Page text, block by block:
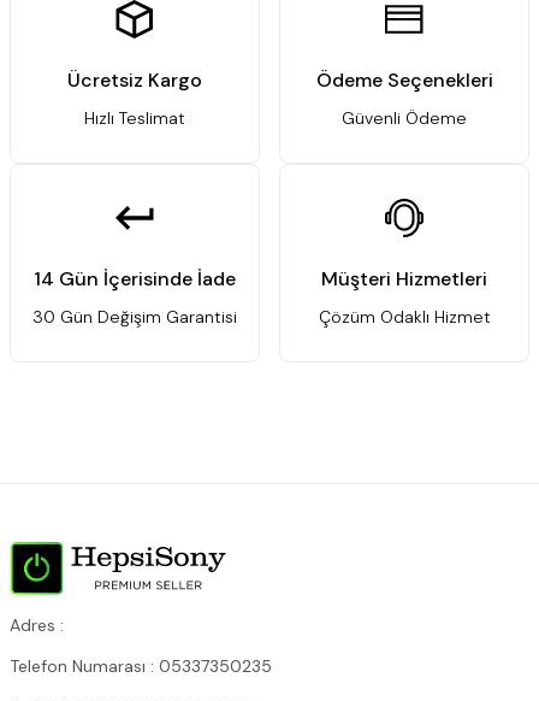
Ücretsiz Kargo
Hızlı Teslimat
Ödeme Seçenekleri
Güvenli Ödeme
14 Gün İçerisinde İade
30 Gün Değişim Garantisi
Müşteri Hizmetleri
Çözüm Odaklı Hizmet
Adres :
Telefon Numarası : 05337350235